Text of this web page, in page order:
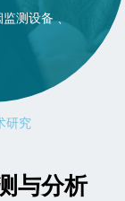
测设备 、
研究
与分析